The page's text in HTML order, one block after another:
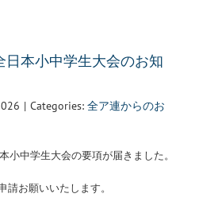
日本小中学生大会のお知
| Categories: 全ア連からのお
小中学生大会の要項が届きました。
請お願いいたします。